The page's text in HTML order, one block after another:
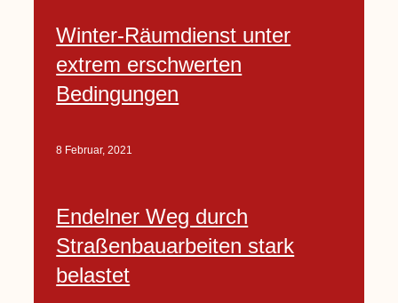
Winter-Räumdienst unter
extrem erschwerten
Bedingungen
8 Februar, 2021
Endelner Weg durch
Straßenbauarbeiten stark
belastet